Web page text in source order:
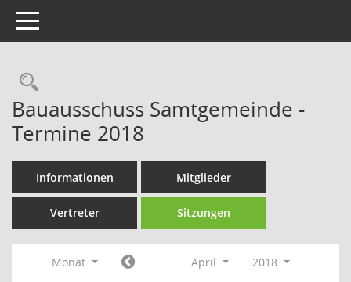
Toggle navigation
Rechercheauswahl
Bauausschuss Samtgemeinde -
Termine 2018
Informationen Mitglieder
Vertreter Sitzungen
Monat April
2018